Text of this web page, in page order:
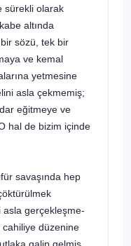
sürekli olarak
altında
sözü, tek bir
ve kemal
yetmesine
asla çekmemiş;
eğitmeye ve
hal de bizim içinde
savaşında hep
asla gerçekleşme­
düzenine